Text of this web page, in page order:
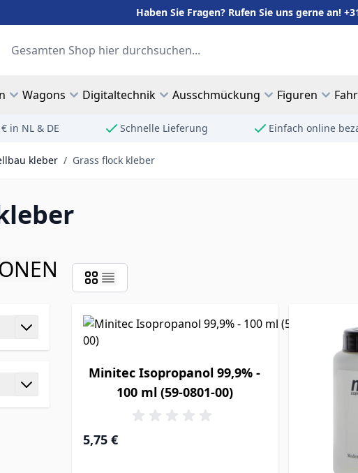
Haben Sie Fragen? Rufen Sie uns gerne an!
Suche
Wagons Digitaltechnik Ausschmückung Figuren
in NL & DE Schnelle Lieferung Einfach online
kleber / Grass flock kleber
Minitec Isopropanol 99,9% -
100 ml (59-0801-00)
5,75 €